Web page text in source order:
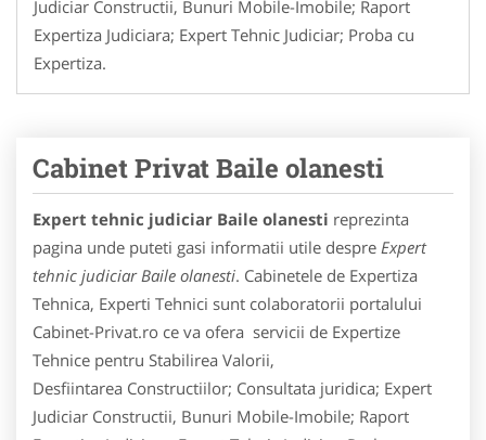
Judiciar Constructii, Bunuri Mobile-Imobile; Raport
Expertiza Judiciara; Expert Tehnic Judiciar; Proba cu
Expertiza.
Cabinet Privat Baile olanesti
Expert tehnic judiciar Baile olanesti reprezinta
pagina unde puteti gasi informatii utile despre Expert
tehnic judiciar Baile olanesti. Cabinetele de Expertiza
Tehnica, Experti Tehnici sunt colaboratorii portalului
Cabinet-Privat.ro ce va ofera servicii de Expertize
Tehnice pentru Stabilirea Valorii,
Desfiintarea Constructiilor; Consultata juridica; Expert
Judiciar Constructii, Bunuri Mobile-Imobile; Raport